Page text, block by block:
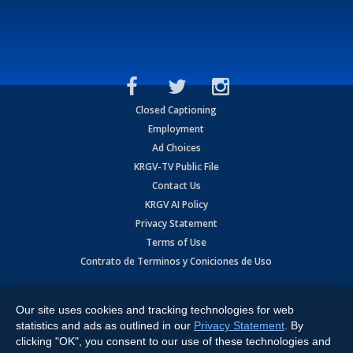
Closed Captioning
Employment
Ad Choices
KRGV-TV Public File
Contact Us
KRGV AI Policy
Privacy Statement
Terms of Use
Contrato de Terminos y Coniciones de Uso
Expressway, Weslaco, TX 78596.
All Rights Reserved. Powered by:Ruby Shore Software
Our site uses cookies and tracking technologies for web
statistics and ads as outlined in our Privacy Statement . By
clicking "OK", you consent to our use of these technologies and